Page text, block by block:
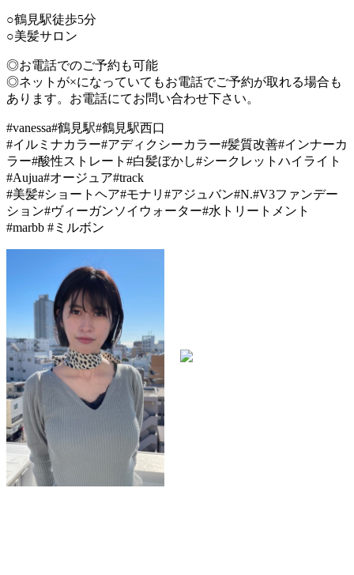
○鶴見駅徒歩5分
○美髪サロン
◎お電話でのご予約も可能
◎ネットが×になっていてもお電話でご予約が取れる場合も
あります。お電話にてお問い合わせ下さい。
#vanessa#鶴見駅#鶴見駅西口
#イルミナカラー#アディクシーカラー#髪質改善#インナーカ
ラー#酸性ストレート#白髪ぼかし#シークレットハイライト
#Aujua#オージュア#track
#美髪#ショートヘア#モナリ#アジュバン#N.#V3ファンデー
ション#ヴィーガンソイウォーター#水トリートメント
#marbb #ミルボン